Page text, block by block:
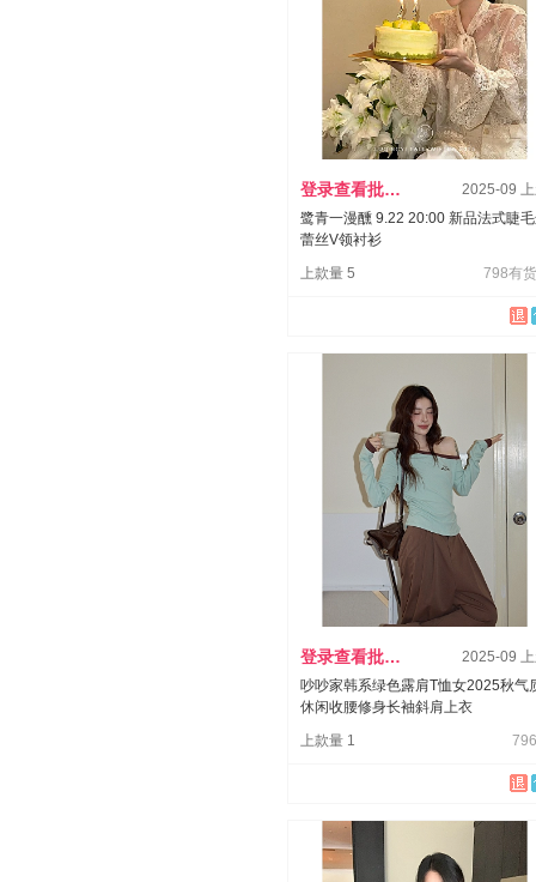
登录查看批发价
2025-09
鹭青一漫醺 9.22 20:00 新品法式睫
蕾丝V领衬衫
上款量 5
798有
登录查看批发价
2025-09
吵吵家韩系绿色露肩T恤女2025秋气
休闲收腰修身长袖斜肩上衣
上款量 1